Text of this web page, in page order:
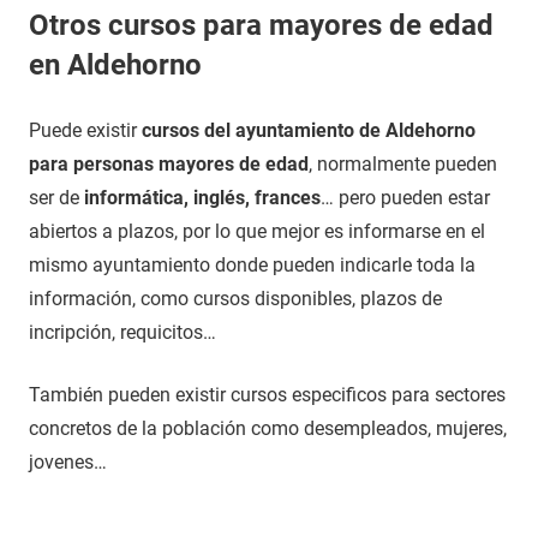
Otros cursos para mayores de edad
en Aldehorno
Puede existircursos del ayuntamiento de Aldehorno
para personas mayores de edad, normalmente pueden
ser de informática, inglés, frances… pero pueden estar
abiertos a plazos, por lo que mejor es informarse en el
mismo ayuntamiento donde pueden indicarle toda la
información, como cursos disponibles, plazos de
incripción, requicitos…
También pueden existir cursos especificos para sectores
concretos de la población como desempleados, mujeres,
jovenes…